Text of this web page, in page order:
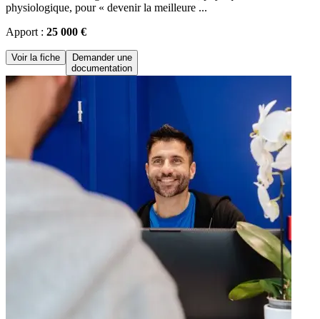
physiologique, pour « devenir la meilleure ...
Apport : 25 000 €
Voir la fiche
Demander une
documentation